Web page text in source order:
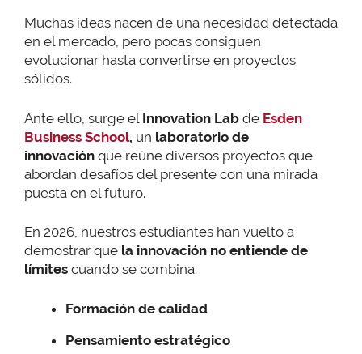
Muchas ideas nacen de una necesidad detectada
en el mercado, pero pocas consiguen
evolucionar hasta convertirse en proyectos
sólidos.
Ante ello, surge el Innovation Lab de Esden
Business School, un laboratorio de
innovación que reúne diversos proyectos que
abordan desafíos del presente con una mirada
puesta en el futuro.
En 2026, nuestros estudiantes han vuelto a
demostrar que la innovación no entiende de
límites cuando se combina:
Formación de calidad
Pensamiento estratégico